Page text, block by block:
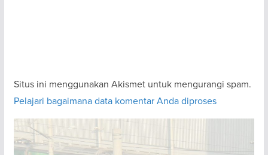
Situs ini menggunakan Akismet untuk mengurangi spam.
Pelajari bagaimana data komentar Anda diproses